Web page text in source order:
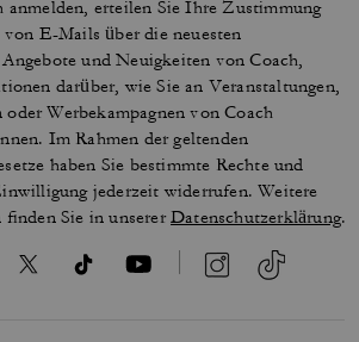
anmelden, erteilen Sie Ihre Zustimmung
E-Mails über die neuesten
und Neuigkeiten von Coach,
darüber, wie Sie an Veranstaltungen,
Werbekampagnen von Coach
Im Rahmen der geltenden
haben Sie bestimmte Rechte und
jederzeit widerrufen. Weitere
Sie in unsererDatenschutzerklärung.